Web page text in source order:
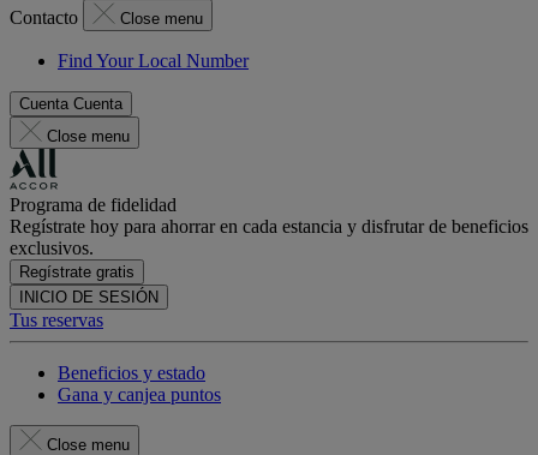
Contacto Close menu
Find Your Local Number
Cuenta Cuenta
Close menu
Programa de fidelidad
Regístrate hoy para ahorrar en cada estancia y disfrutar de beneficios
exclusivos.
Regístrate gratis
INICIO DE SESIÓN
Tus reservas
Beneficios y estado
Gana y canjea puntos
Close menu